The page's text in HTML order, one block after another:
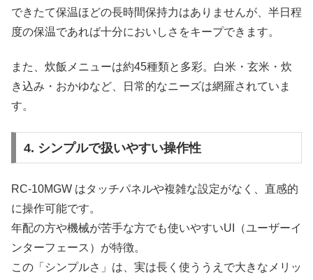
できたて保温ほどの長時間保持力はありませんが、半日程
度の保温であれば十分においしさをキープできます。
また、炊飯メニューは約45種類と多彩。白米・玄米・炊
き込み・おかゆなど、日常的なニーズは網羅されていま
す。
4. シンプルで扱いやすい操作性
RC-10MGW はタッチパネルや複雑な設定がなく、直感的
に操作可能です。
年配の方や機械が苦手な方でも使いやすいUI（ユーザーイ
ンターフェース）が特徴。
この「シンプルさ」は、実は長く使ううえで大きなメリッ